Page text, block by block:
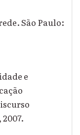
São Paulo:
e